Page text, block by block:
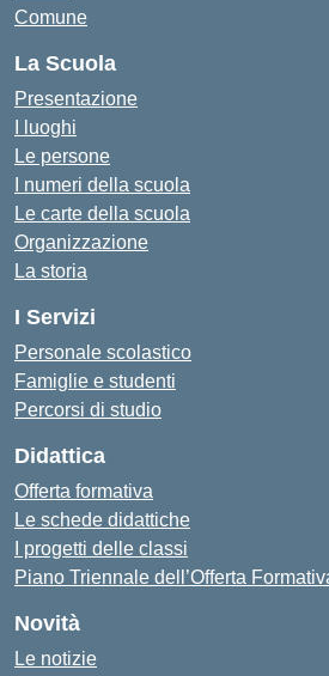
Comune
La Scuola
Presentazione
I luoghi
Le persone
I numeri della scuola
Le carte della scuola
Organizzazione
La storia
I Servizi
Personale scolastico
Famiglie e studenti
Percorsi di studio
Didattica
Offerta formativa
Le schede didattiche
I progetti delle classi
Piano Triennale dell’Offerta
Novità
Le notizie